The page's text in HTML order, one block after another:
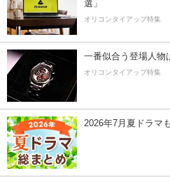
選」
オリコンタイアップ特集
一番似合う登場人
オリコンタイアップ特集
2026年7月夏ドラマ